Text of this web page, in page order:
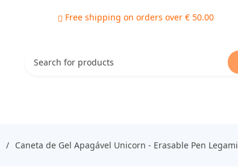
Free shipping on orders over € 50.00
Caneta de Gel Apagável Unicorn - Erasable Pen Legami